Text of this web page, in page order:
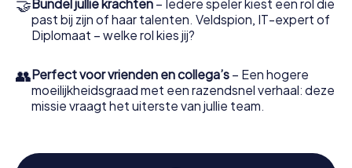
🤝Bundel jullie krachten – Iedere speler kiest een rol die
past bij zijn of haar talenten. Veldspion, IT-expert of
Diplomaat – welke rol kies jij?
👥Perfect voor vrienden en collega’s – Een hogere
moeilijkheidsgraad met een razendsnel verhaal: deze
missie vraagt het uiterste van jullie team.